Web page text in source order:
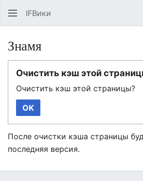
IFВики
Знамя
Очистить кэш этой
Очистить кэш этой страницы?
OK
После очистки кэша страницы
последняя версия.